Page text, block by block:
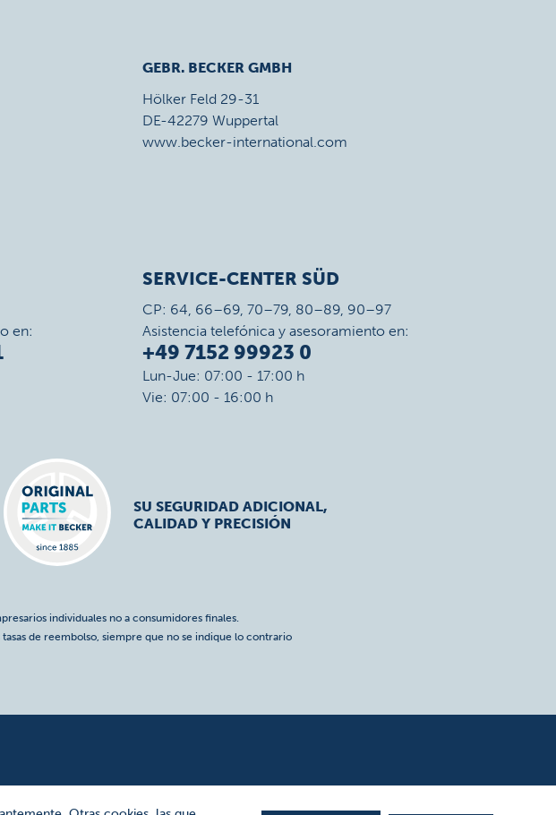
GEBR. BECKER GMBH
Hölker Feld 29-31
DE-42279 Wuppertal
www.becker-international.com
en:
SERVICE-CENTER SÜD
CP: 64, 66–69, 70–79, 80–89, 90–97
Asistencia telefónica y asesoramiento en:
+49 7152 99923 0
Lun-Jue: 07:00 - 17:00 h
Vie: 07:00 - 16:00 h
SU SEGURIDAD ADICIONAL,
CALIDAD Y PRECISIÓN
individuales no a consumidores finales.
tasas de reembolso, siempre que no se indique lo contrario